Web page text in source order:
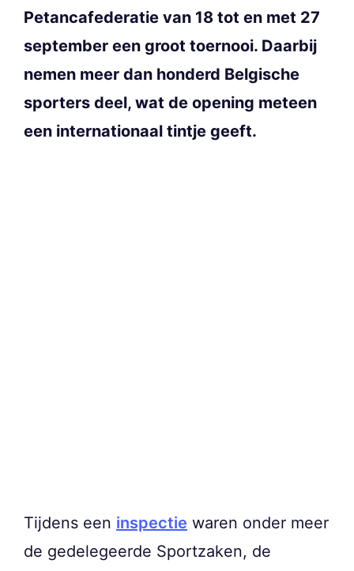
Petancafederatie van 18 tot en met 27
september een groot toernooi. Daarbij
nemen meer dan honderd Belgische
sporters deel, wat de opening meteen
een internationaal tintje geeft.
Tijdens een inspectie waren onder meer
de gedelegeerde Sportzaken, de